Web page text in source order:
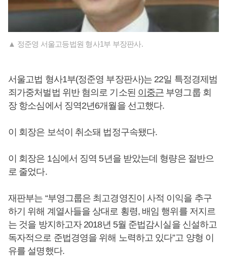
▲ 정준영 서울고등법원 형사1부 부장판사.
서울고법 형사1부(정준영 부장판사)는 22일 특정경제범
죄가중처벌법 위반 혐의로 기소된 이중근 부영그룹 회
장 항소심에서 징역2년6개월을 선고했다.
이 회장은 보석이 취소돼 법정구속됐다.
이 회장은 1심에서 징역 5년을 받았는데 형량은 절반으
로 줄었다.
재판부는 “부영그룹은 최고경영진이 사적 이익을 추구
하기 위해 계열사들을 상대로 횡령, 배임 행위를 저지르
는 것을 방지하고자 2018년 5월 준법감시실을 신설하고
독자적으로 준법경영을 위해 노력하고 있다”고 양형 이
유를 설명했다.